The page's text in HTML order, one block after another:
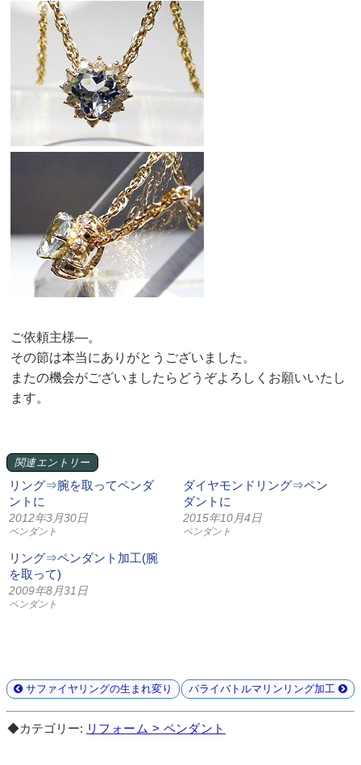
ご依頼主様—。
その節は本当にありがとうございました。
またの機会がございましたらどうぞよろしくお願いいたし
ます。
関連エントリー
リング⇒腕を取ってペンダ
ントに
2012年3月30日
ペンダント
ダイヤモンドリング⇒ペン
ダントに
2015年10月4日
ペンダント
リング⇒ペンダント加工(腕
を取って)
2009年8月31日
ペンダント
サファイヤリングの生まれ変り パライバトルマリンリング加工
◆カテゴリー: リフォーム > ペンダント